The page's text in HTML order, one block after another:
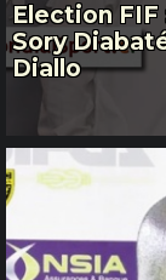
Election
Sory
Diallo